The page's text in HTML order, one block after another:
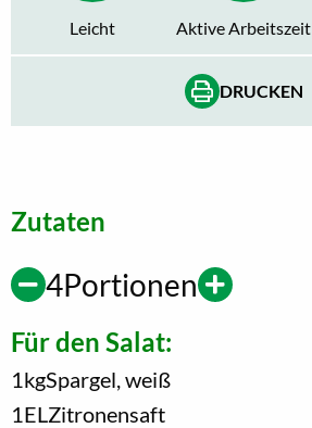
Leicht Aktive Arbeitszeit
DRUCKEN
Zutaten
4Portionen
Für den Salat:
1 kgSpargel, weiß
1 EL Zitronensaft